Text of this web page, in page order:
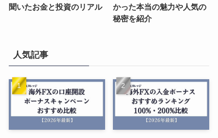
聞いたお金と投資のリアル
かった本当の魅力や人気の
秘密を紹介
人気記事